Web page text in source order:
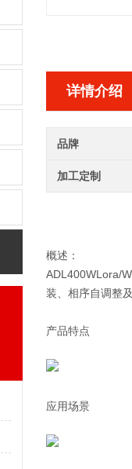
详情介绍
品牌
加工定制
概述：
ADL400WLora/
装、相序自调整
产品特点
应用场景